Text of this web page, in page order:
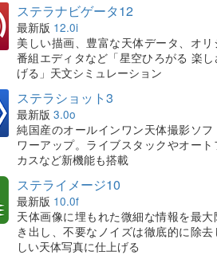
ステラナビゲータ12
最新版 12.0i
美しい描画、豊富な天体データ、オリ
番組エディタなど「星空ひろがる 楽し
げる」天文シミュレーション
ステラショット3
最新版 3.0o
純国産のオールインワン天体撮影ソフ
ワーアップ。ライブスタックやオート
カスなど新機能も搭載
ステライメージ10
最新版 10.0f
天体画像に埋もれた微細な情報を最大
き出し、不要なノイズは徹底的に除去
しい天体写真に仕上げる